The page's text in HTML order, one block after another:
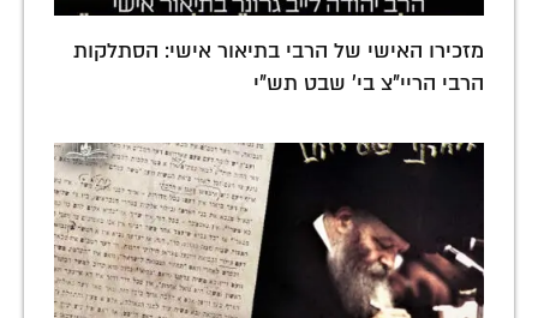
מזכירו האישי של הרבי בתיאור אישי: הסתלקות
הרבי הריי"צ בי' שבט תש"י